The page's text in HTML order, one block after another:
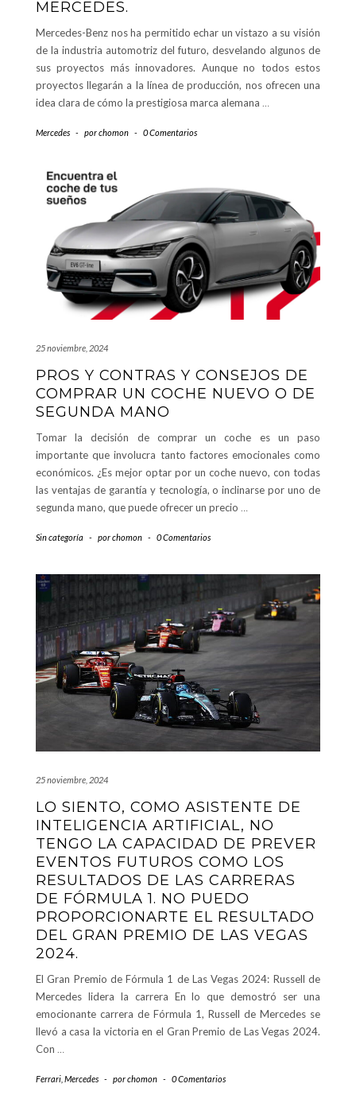
MERCEDES.
Mercedes-Benz nos ha permitido echar un vistazo a su visión
de la industria automotriz del futuro, desvelando algunos de
sus proyectos más innovadores. Aunque no todos estos
proyectos llegarán a la línea de producción, nos ofrecen una
idea clara de cómo la prestigiosa marca alemana …
Mercedes - porchomon - 0 Comentarios
25 noviembre, 2024
PROS Y CONTRAS Y CONSEJOS DE
COMPRAR UN COCHE NUEVO O DE
SEGUNDA MANO
Tomar la decisión de comprar un coche es un paso
importante que involucra tanto factores emocionales como
económicos. ¿Es mejor optar por un coche nuevo, con todas
las ventajas de garantía y tecnología, o inclinarse por uno de
segunda mano, que puede ofrecer un precio …
Sin categoría - porchomon - 0 Comentarios
25 noviembre, 2024
LO SIENTO, COMO ASISTENTE DE
INTELIGENCIA ARTIFICIAL, NO
TENGO LA CAPACIDAD DE PREVER
EVENTOS FUTUROS COMO LOS
RESULTADOS DE LAS CARRERAS
DE FÓRMULA 1. NO PUEDO
PROPORCIONARTE EL RESULTADO
DEL GRAN PREMIO DE LAS VEGAS
2024.
El Gran Premio de Fórmula 1 de Las Vegas 2024: Russell de
Mercedes lidera la carrera En lo que demostró ser una
emocionante carrera de Fórmula 1, Russell de Mercedes se
llevó a casa la victoria en el Gran Premio de Las Vegas 2024.
Con …
Ferrari Mercedes - porchomon - 0 Comentarios